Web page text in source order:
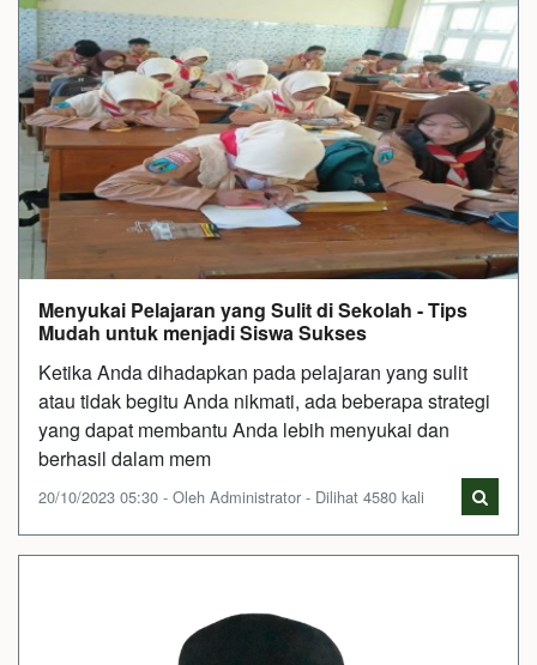
Menyukai Pelajaran yang Sulit di Sekolah - Tips
Mudah untuk menjadi Siswa Sukses
Ketika Anda dihadapkan pada pelajaran yang sulit
atau tidak begitu Anda nikmati, ada beberapa strategi
yang dapat membantu Anda lebih menyukai dan
berhasil dalam mem
20/10/2023 05:30 - Oleh Administrator - Dilihat 4580 kali